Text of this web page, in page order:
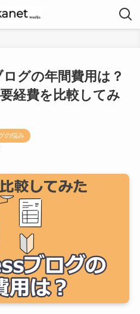
グの年間費用は？
経費を比較してみ
の悩み